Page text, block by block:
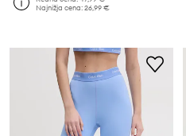
Najnižja cena:26,99 €